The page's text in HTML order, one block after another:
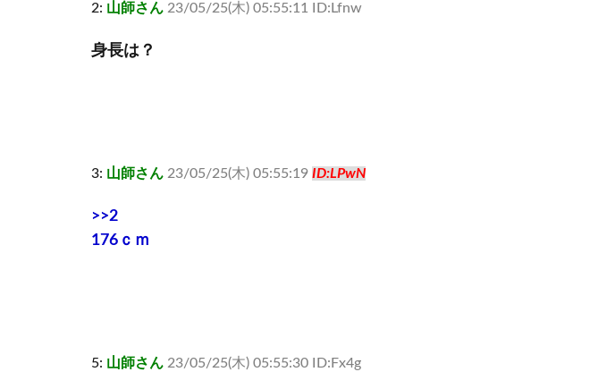
2: 山師さん 23/05/25(木) 05:55:11 ID:Lfnw
身長は？
3: 山師さん 23/05/25(木) 05:55:19 ID:LPwN
>>2
176ｃｍ
5: 山師さん 23/05/25(木) 05:55:30 ID:Fx4g